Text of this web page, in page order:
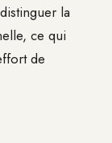
la
ce qui
de